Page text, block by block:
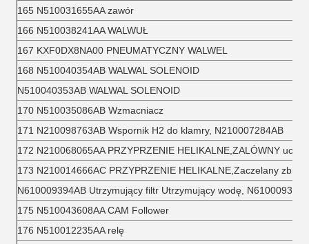
165 N510031655AA zawór
166 N510038241AA WALWUŁ
167 KXF0DX8NA00 PNEUMATYCZNY WALWEL
168 N510040354AB WALWAL SOLENOID
N510040353AB WALWAL SOLENOID
170 N510035086AB Wzmacniacz
171 N210098763AB Wspornik H2 do klamry, N210007284AB
172 N210068065AA PRZYPRZENIE HELIKALNE,ZALÓWNY
173 N210014666AC PRZYPRZENIE HELIKALNE,Zaczelany
N610009394AB Utrzymujący filtr Utrzymujący wodę,
175 N510043608AA CAM Follower
176 N510012235AA relę